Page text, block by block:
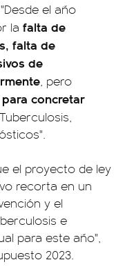
el año
la falta de
falta de
de
, pero
concretar
el proyecto de ley
recorta en un
y el
e
para este año",
2023.